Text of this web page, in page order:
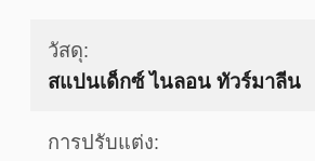
วัสดุ:
สแปนเด็กซ์ ไนลอน ทัวร์มาลีน
การปรับแต่ง: